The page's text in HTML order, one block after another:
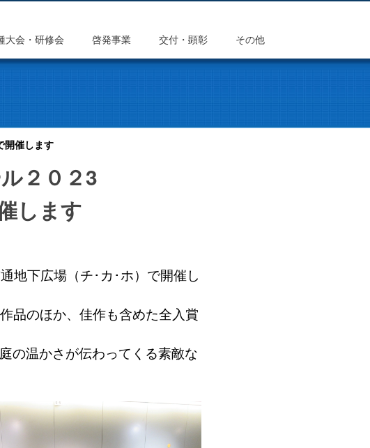
大会・研修会 啓発事業 交付・顕彰 その他
開催します
２０２3
します
地下広場（チ･カ･ホ）で開催し
品のほか、佳作も含めた全入賞
の温かさが伝わってくる素敵な